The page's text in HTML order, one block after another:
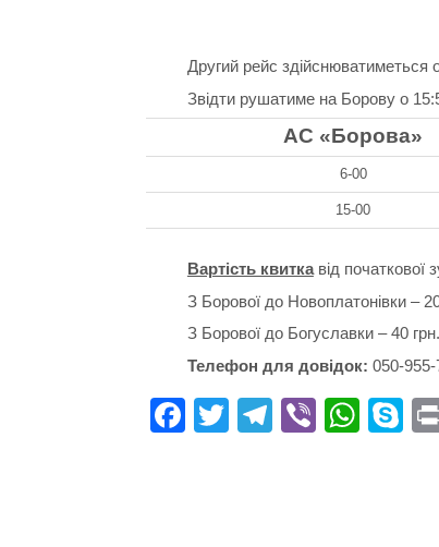
Другий рейс здійснюватиметься
Звідти рушатиме на Борову о
АС «Борова»
6-00
15-00
Вартість квиткавід початкової
З Борової до Новоплатонівки –
З Борової до Богуславки – 40 грн.
Телефон для довідок: 050-955-
Fa T
Te Vi
W
S